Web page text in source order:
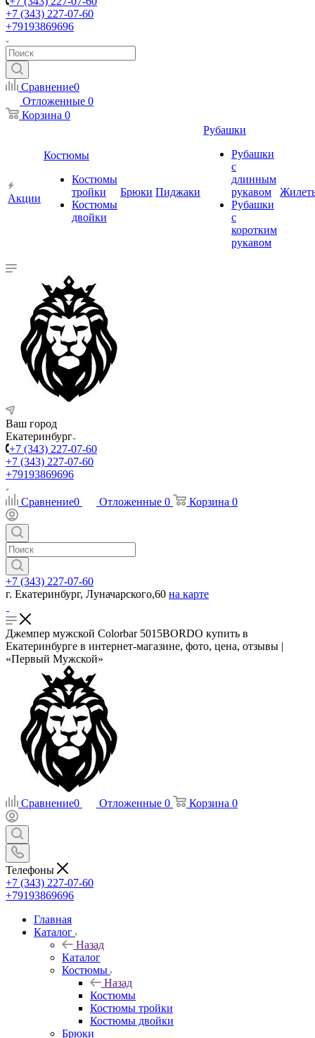
+7 (343) 227-07-60
+79193869696
Сравнение0
Отложенные 0
Корзина 0
Акции
Костюмы
Костюмы
тройки
Костюмы
двойки
Брюки Пиджаки
Рубашки
Рубашки
с
длинным
рукавом
Рубашки
с
коротким
рукавом
Ваш город
Екатеринбург
+7 (343) 227-07-60
+7 (343) 227-07-60
+79193869696
Сравнение0 Отложенные 0 Корзина 0
+7 (343) 227-07-60
г. Екатеринбург, Луначарского,60 на карте
Джемпер мужской Colorbar 5015BORDO купить в
Екатеринбурге в интернет-магазине, фото, цена, отзывы |
«Первый Мужской»
Сравнение0 Отложенные 0 Корзина 0
Телефоны
+7 (343) 227-07-60
+79193869696
Главная
Каталог
Назад
Каталог
Костюмы
Назад
Костюмы
Костюмы тройки
Костюмы двойки
Брюки